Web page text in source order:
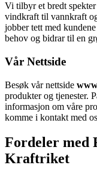
Vi tilbyr et bredt
vindkraft til vannkraft
jobber tett med
behov og bidrar til en
Vår Nettside
Besøk vår nettside
produkter og tjenester.
informasjon om våre
komme i kontakt med
Fordeler med
Kraftriket